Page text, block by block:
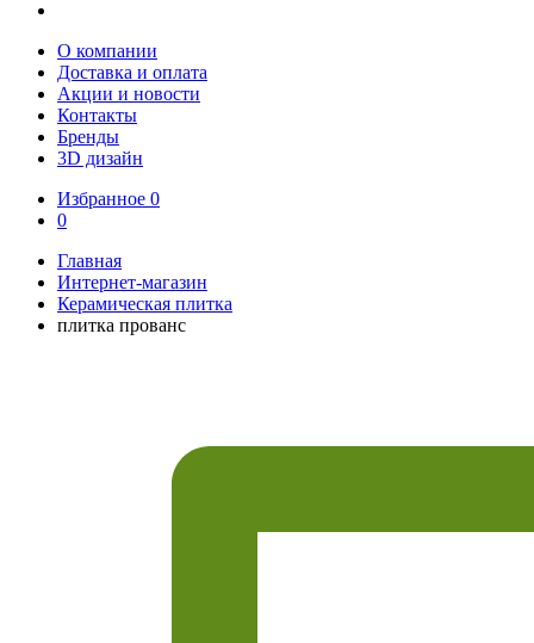
О компании
Доставка и оплата
Акции и новости
Контакты
Бренды
3D дизайн
Избранное 0
0
Главная
Интернет-магазин
Керамическая плитка
плитка прованс